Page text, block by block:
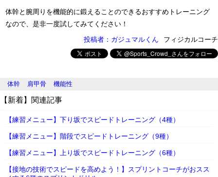
体幹と腕周りを機能的に鍛えることのできるおすすめトレーニング
なので、是非一度試してみてください！
投稿者：ガジュマルくん
フィジカルコーチ
体幹 肩甲骨 機能性
【新着】関連記事
【練習メニュー】下り坂でスピードトレーニング（4種）
【練習メニュー】階段でスピードトレーニング（9種）
【練習メニュー】上り坂でスピードトレーニング（6種）
【接地の技術でスピードを高めよう！】スプリントコーチがおスス